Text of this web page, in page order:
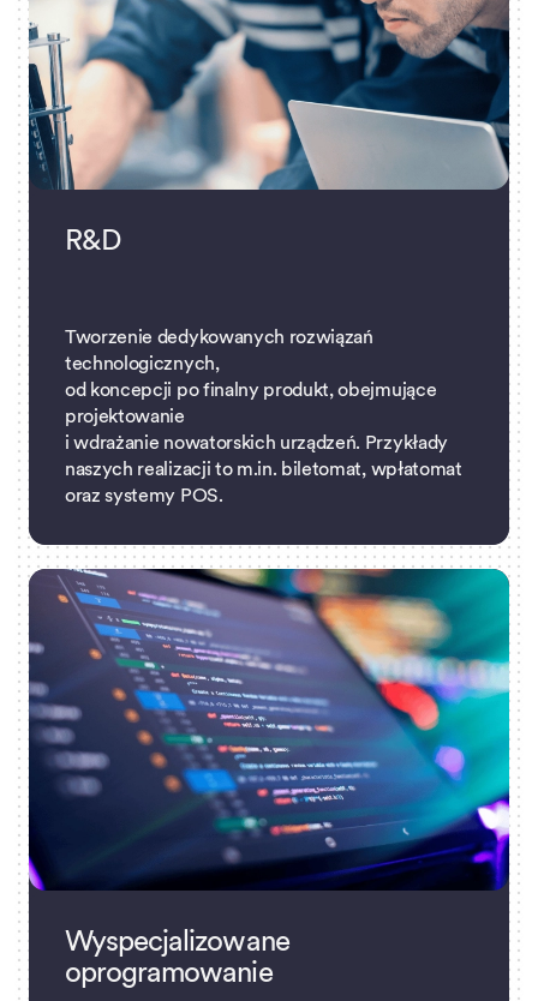
R&D
Tworzenie dedykowanych rozwiązań
technologicznych,
od koncepcji po finalny produkt, obejmujące
projektowanie
i wdrażanie nowatorskich urządzeń. Przykłady
naszych realizacji to m.in. biletomat, wpłatomat
oraz systemy POS.
Wyspecjalizowane
oprogramowanie